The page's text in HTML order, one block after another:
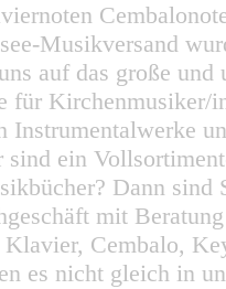
Musikversand
auf das große
für
Instrumentalwerke
ein
Dann
mit
Cembalo,
es nicht gleich in